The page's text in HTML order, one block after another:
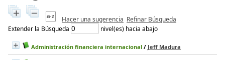
Hacer una sugerencia Refinar Búsqueda
Extender la Búsqueda
nivel(es) hacia abajo
Administración financiera internacional / Jeff Madura